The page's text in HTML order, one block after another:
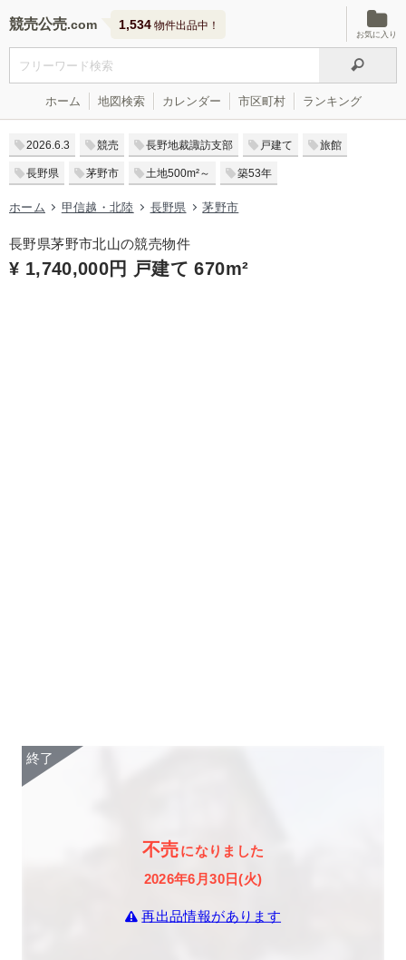
競売公売 1,534 物件出品中！
お気に入り
ホーム 地図検索 カレンダー 市区町村 ランキング
2026.6.3 競売 長野地裁諏訪支部 戸建て 旅館
長野県 茅野市 土地500m²～ 築53年
ホーム 甲信越・北陸 長野県 茅野市
長野県茅野市北山の競売物件
¥ 1,740,000円 戸建て 670m²
不売になりました
2026年6月30日(火)
再出品情報があります